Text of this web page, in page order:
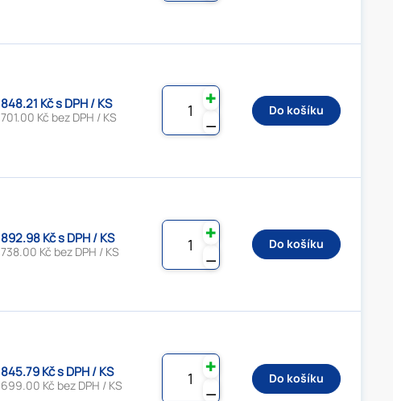
848.21 Kč s DPH / KS
701.00 Kč bez DPH / KS ⚊
✚
Do košíku
892.98 Kč s DPH / KS
738.00 Kč bez DPH / KS ⚊
✚
Do košíku
845.79 Kč s DPH / KS
699.00 Kč bez DPH / KS ⚊
✚
Do košíku